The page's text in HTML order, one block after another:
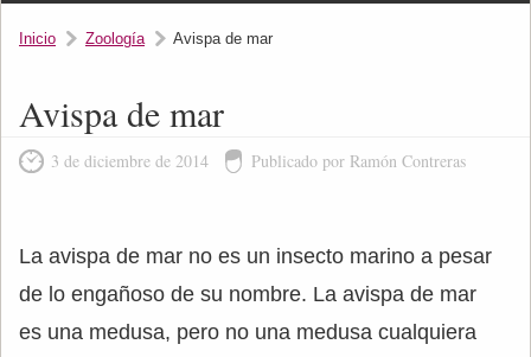
Inicio Zoología Avispa de mar
Avispa de mar
3 de diciembre de 2014 Publicado por Ramón Contreras
La avispa de mar no es un insecto marino a pesar
de lo engañoso de su nombre. La avispa de mar
es una medusa, pero no una medusa cualquiera